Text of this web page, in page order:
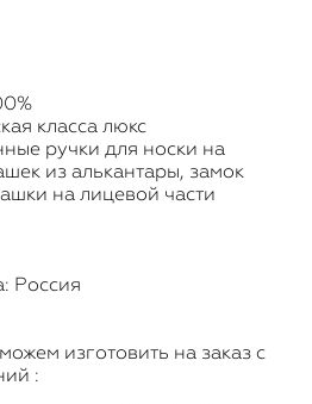
класса люкс
ручки для носки на
из алькантары, замок
на лицевой части
Россия
изготовить на заказ с
: